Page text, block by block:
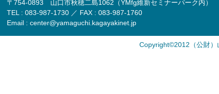
〒754-0893 山口市秋穂二島1062（YMfg維新セミナーパーク内）
TEL : 083-987-1730 ／ FAX : 083-987-1760
Email : center@yamaguchi.kagayakinet.jp
Copyright©2012（公財）